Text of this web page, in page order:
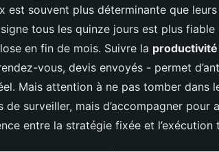
est souvent plus déterminante que
tous les quinze jours est plus fiable
en fin de mois. Suivre la
vous, devis envoyés - permet
Mais attention à ne pas tomber dans
de surveiller, mais d’accompagner pour
entre la stratégie fixée et l’exécution